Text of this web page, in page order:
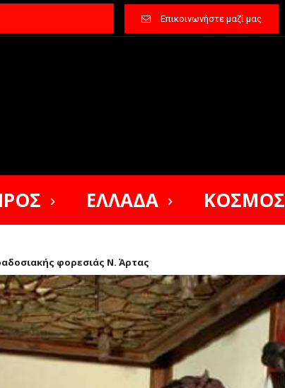
Επικοινωνήστε μαζί μας
ΕΛΛΑΔΑ ΚΟΣΜΟΣ
φορεσιάς Ν. Άρτας